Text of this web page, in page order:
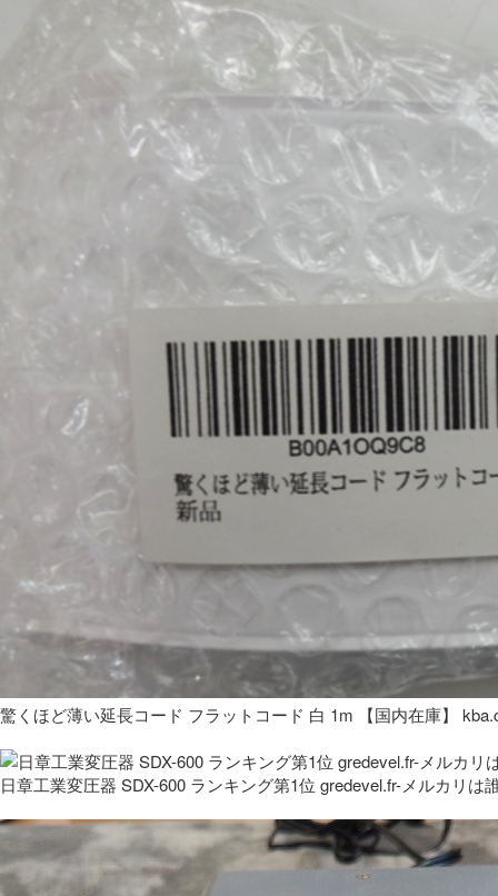
驚くほど薄い延長コード フラットコード 白 1m 【国内在庫】
日章工業変圧器 SDX-600 ランキング第1位 gredevel.fr-メルカリは